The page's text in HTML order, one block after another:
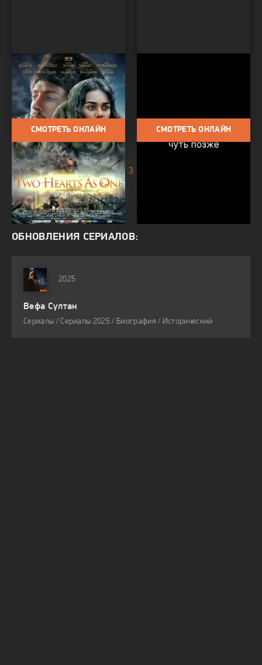
Соединившиеся души
Фильмы / Драма /
Исторический
СМОТРЕТЬ ОНЛАЙН СМОТРЕТЬ ОНЛАЙН
1 2 3
ОБНОВЛЕНИЯ СЕРИАЛОВ:
2025
Вефа Султан
Сериалы / Сериалы 2025 / Биография / Исторический